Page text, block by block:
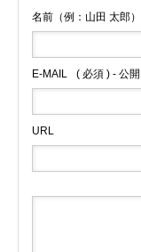
名前（例：山田 太郎）
E-MAIL ( 必須 ) - 公
URL